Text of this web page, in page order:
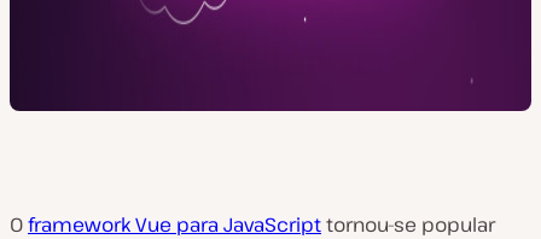
Oframework Vue para JavaScripttornou-se popular